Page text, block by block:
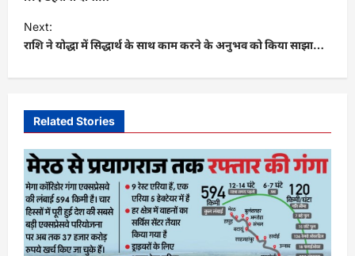
t
n
a
g
a
t
i
o
Next:
राशि ने योद्धा में सिद्धार्थ के साथ काम करने के अनुभव को किया साझा…
Related Stories